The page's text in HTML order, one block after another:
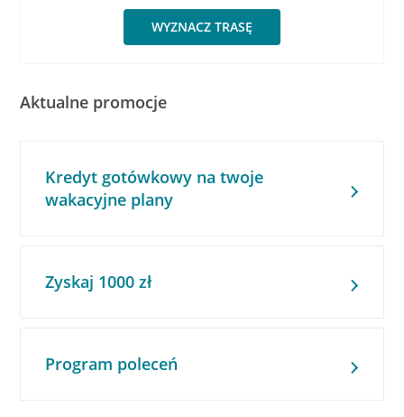
WYZNACZ TRASĘ
Aktualne promocje
Kredyt gotówkowy na twoje
wakacyjne plany
Zyskaj 1000 zł
Program poleceń